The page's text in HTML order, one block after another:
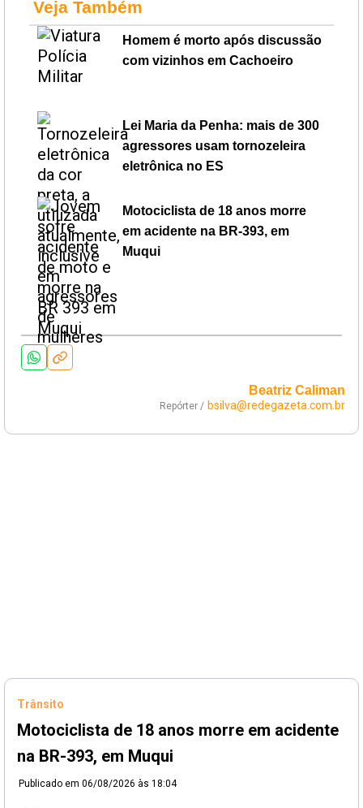
Veja Também
Homem é morto após discussão
com vizinhos em Cachoeiro
Lei Maria da Penha: mais de 300
agressores usam tornozeleira
eletrônica no ES
Motociclista de 18 anos morre
em acidente na BR-393, em
Muqui
Beatriz Caliman
Repórter / bsilva@redegazeta.com.br
Trânsito
Motociclista de 18 anos morre em acidente
na BR-393, em Muqui
Publicado em 06/08/2026 às 18:04